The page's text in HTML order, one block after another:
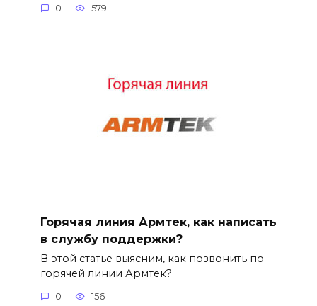
0 579
Горячая линия Армтек, как написать
в службу поддержки?
В этой статье выясним, как позвонить по
горячей линии Армтек?
0 156